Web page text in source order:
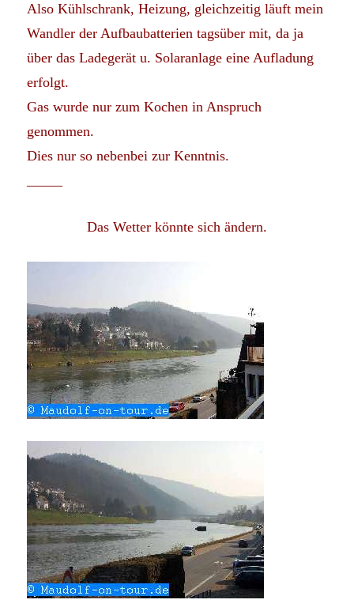
Also Kühlschrank, Heizung, gleichzeitig läuft mein
Wandler der Aufbaubatterien tagsüber mit, da ja
über das Ladegerät u. Solaranlage eine Aufladung
erfolgt.
Gas wurde nur zum Kochen in Anspruch
genommen.
Dies nur so nebenbei zur Kenntnis.
Das Wetter könnte sich ändern.